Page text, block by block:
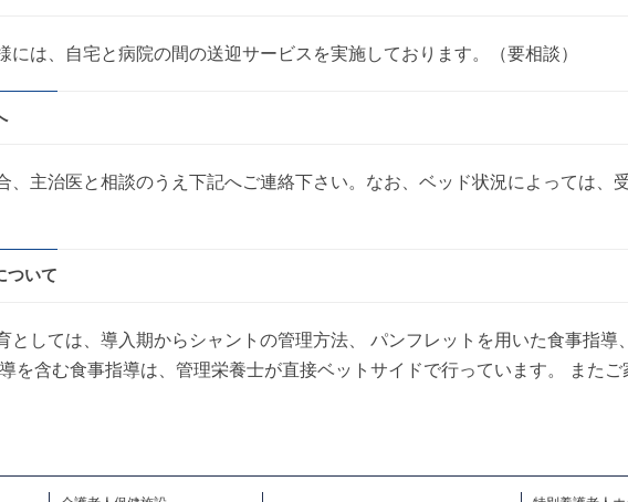
には、自宅と病院の間の送迎サービスを実施しております。（要相談）
、主治医と相談のうえ下記へご連絡下さい。なお、ベッド状況によっては、
ついて
としては、導入期からシャントの管理方法、 パンフレットを用いた食事指導
を含む食事指導は、管理栄養士が直接ベットサイドで行っています。 また